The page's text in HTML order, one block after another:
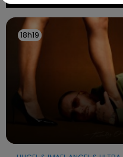
18h19
18h19